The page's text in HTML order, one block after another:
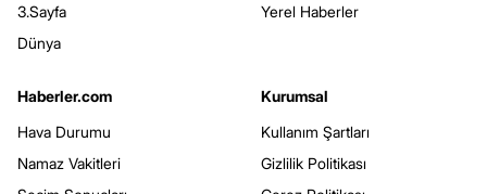
3.Sayfa
Dünya
Yerel Haberler
Haberler.com
Hava Durumu
Namaz Vakitleri
Kurumsal
Kullanım Şartları
Gizlilik Politikası